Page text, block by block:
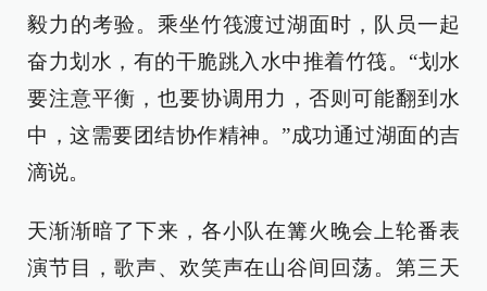
毅力的考验。乘坐竹筏渡过湖面时，队员一起
奋力划水，有的干脆跳入水中推着竹筏。“划水
要注意平衡，也要协调用力，否则可能翻到水
中，这需要团结协作精神。”成功通过湖面的吉
滴说。
天渐渐暗了下来，各小队在篝火晚会上轮番表
演节目，歌声、欢笑声在山谷间回荡。第三天